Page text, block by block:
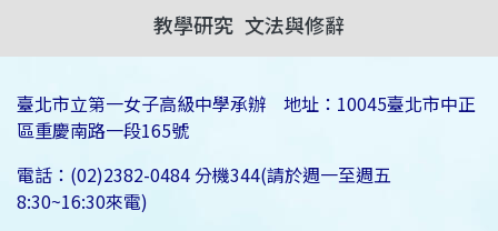
教學研究 文法與修辭
臺北市立第一女子高級中學承辦 地址：10045臺北市中正
區重慶南路一段165號
電話：(02)2382-0484 分機344(請於週一至週五
8:30~16:30來電)